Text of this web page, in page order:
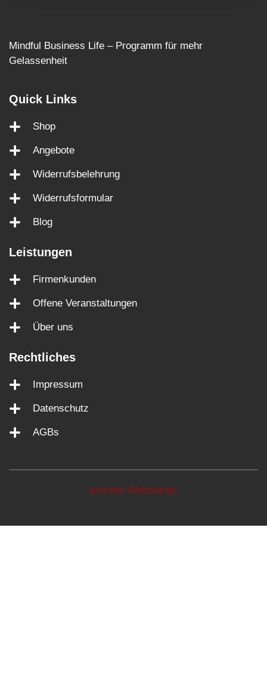
Mindful Business Life – Programm für mehr
Gelassenheit
Quick Links
Shop
Angebote
Widerrufsbelehrung
Widerrufsformular
Blog
Leistungen
Firmenkunden
Offene Veranstaltungen
Über uns
Rechtliches
Impressum
Datenschutz
AGBs
pulsedo Webdesign